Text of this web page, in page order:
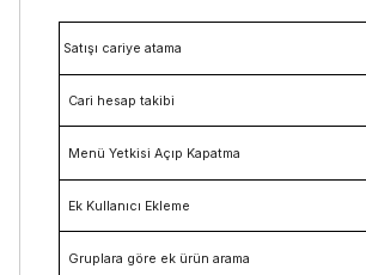
Satışı cariye atama
Cari hesap takibi
Menü Yetkisi Açıp Kapatma
Ek Kullanıcı Ekleme
Gruplara göre ek ürün arama